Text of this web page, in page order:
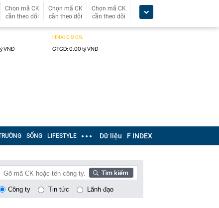
Chọn mã CK
cần theo dõi
Chọn mã CK
cần theo dõi
Chọn mã CK
cần theo dõi
SỐNG LIFESTYLE Dữ liệu F INDEX
Công ty Tin tức Lãnh đạo